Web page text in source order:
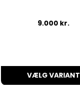
9.000 kr.
VÆLG VARIANT